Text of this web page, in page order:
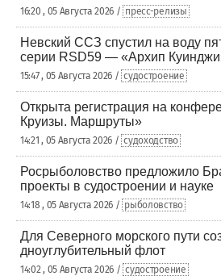
16:20 , 05 Августа 2026 / пресс-релизы
Невский ССЗ спустил на воду
серии RSD59 — «Архип
15:47 , 05 Августа 2026 / судостроение
Открыта регистрация на
Круизы. Маршруты»
14:21 , 05 Августа 2026 / судоходство
Росрыболовство предложило
проекты в судостроении и науке
14:18 , 05 Августа 2026 / рыболовство
Для Северного морского пути
дноуглубительный флот
14:02 , 05 Августа 2026 / судостроение